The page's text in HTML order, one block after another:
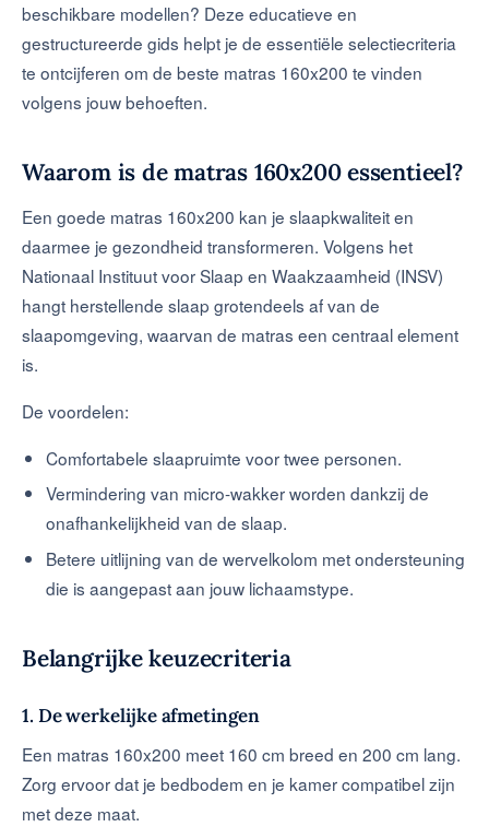
beschikbare modellen? Deze educatieve en
gestructureerde gids helpt je de essentiële selectiecriteria
te ontcijferen om de beste matras 160x200 te vinden
volgens jouw behoeften.
Waarom is de matras 160x200 essentieel?
Een goede matras 160x200 kan je slaapkwaliteit en
daarmee je gezondheid transformeren. Volgens het
Nationaal Instituut voor Slaap en Waakzaamheid (INSV)
hangt herstellende slaap grotendeels af van de
slaapomgeving, waarvan de matras een centraal element
is.
De voordelen:
Comfortabele slaapruimte voor twee personen.
Vermindering van micro-wakker worden dankzij de
onafhankelijkheid van de slaap.
Betere uitlijning van de wervelkolom met ondersteuning
die is aangepast aan jouw lichaamstype.
Belangrijke keuzecriteria
1. De werkelijke afmetingen
Een matras 160x200 meet 160 cm breed en 200 cm lang.
Zorg ervoor dat je bedbodem en je kamer compatibel zijn
met deze maat.